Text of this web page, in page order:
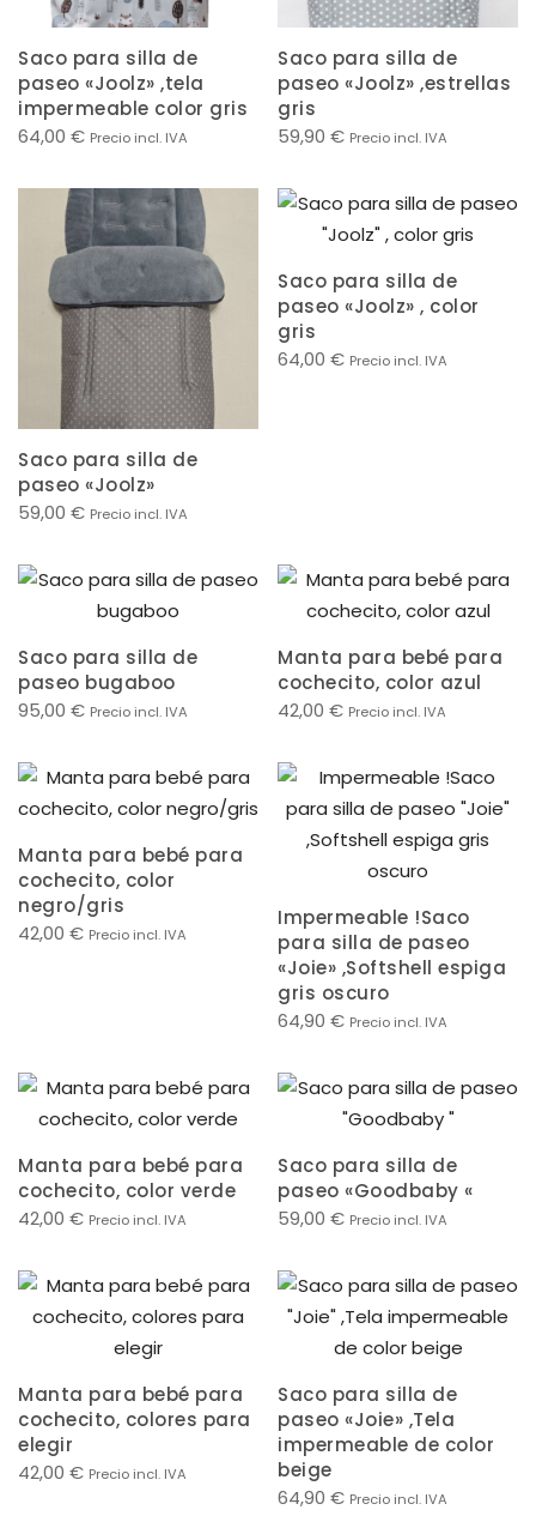
Saco para silla de
paseo «Joolz» ,tela
impermeable color gris
64,00 € Precio incl. IVA
Saco para silla de
paseo «Joolz» ,estrellas
gris
59,90 € Precio incl. IVA
Saco para silla de
paseo «Joolz»
59,00 € Precio incl. IVA
Saco para silla de
paseo «Joolz» , color
gris
64,00 € Precio incl. IVA
Saco para silla de
paseo bugaboo
95,00 € Precio incl. IVA
Manta para bebé para
cochecito, color azul
42,00 € Precio incl. IVA
Manta para bebé para
cochecito, color
negro/gris
42,00 € Precio incl. IVA
Impermeable !Saco
para silla de paseo
«Joie» ,Softshell espiga
gris oscuro
64,90 € Precio incl. IVA
Manta para bebé para
cochecito, color verde
42,00 € Precio incl. IVA
Saco para silla de
paseo «Goodbaby «
59,00 € Precio incl. IVA
Manta para bebé para
cochecito, colores para
elegir
42,00 € Precio incl. IVA
Saco para silla de
paseo «Joie» ,Tela
impermeable de color
beige
64,90 € Precio incl. IVA